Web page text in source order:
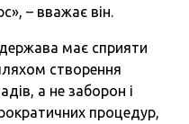
– вважає він.
має сприяти
створення
а не заборон і
процедур,